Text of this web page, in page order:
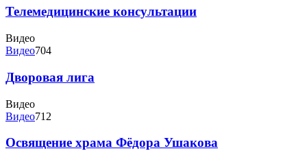
Телемедицинские консультации
Видео
Видео704
Дворовая лига
Видео
Видео712
Освящение храма Фёдора Ушакова